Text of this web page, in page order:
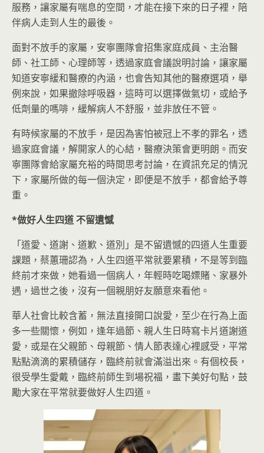
服務，讓家屬有喘息的空間，才能在接下來的日子裡，陪
伴病人走到人生的最後。
面對不放手的家屬，安寧團隊會招集家庭成員、主治醫
師、社工師、心理師等，透過家庭會議說明討論，讓家屬
知道安寧緩和醫療的內涵，也會告知其他的醫療選項，舉
例來說，如果撤除呼吸器，這時可以選擇做氣切，或給予
低劑量的嗎啡，緩解病人不舒服，並非放任不管。
有時候家屬的不放手，是因為害怕被冠上不孝的罪名，透
過家庭會議，解開家人的心結，醫療決策會更明朗。而安
寧團隊會給家屬充裕的時間思考討論，在資訊充足的情況
下，家屬所做的每一個決定，即便是不放手，都會給予尊
重。
*做好人生四道不留遺憾
「道愛、道謝、道歉、道別」是不留遺憾的四道人生重要
課題，蔡蕙珊認為，人生四道平常就要累積，不是等到臨
終前才來做，她看過一個病人，年輕時吃喝嫖賭、家暴外
遇，過世之後，沒有一個親朋好友願意來看他。
華人社會比較含蓄，無法直接開口說愛，至少在行為上面
多一些關懷，例如，逢年過節、親人生日時寫卡片道謝道
愛，或是在父親節、母親節、情人節表達心裡感受，平常
點點滴滴的累積儲存，臨終前就會滿溢出來。有個校長，
很受學生愛戴，臨終前師生到場祝福，畫下美好句點，鼓
勵大家在平常就要做好人生四道。